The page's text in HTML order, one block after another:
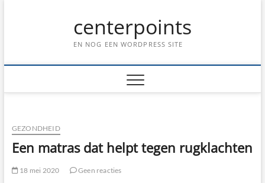
centerpoints
EN NOG EEN WORDPRESS SITE
GEZONDHEID
Een matras dat helpt tegen rugklachten
18 mei 2020 Geen reacties